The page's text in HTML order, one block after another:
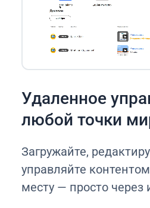
Удаленное
любой точки
Загружайте,
управляйте
месту — просто через